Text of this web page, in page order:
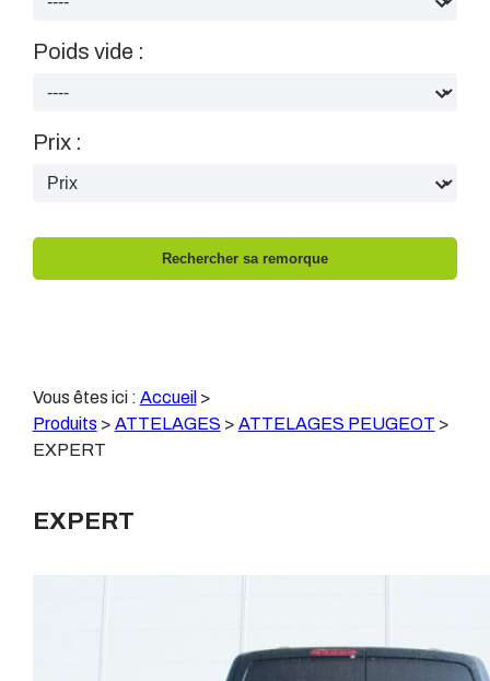
Poids vide :
Prix :
Vous êtes ici : Accueil >
Produits > ATTELAGES > ATTELAGES PEUGEOT >
EXPERT
EXPERT